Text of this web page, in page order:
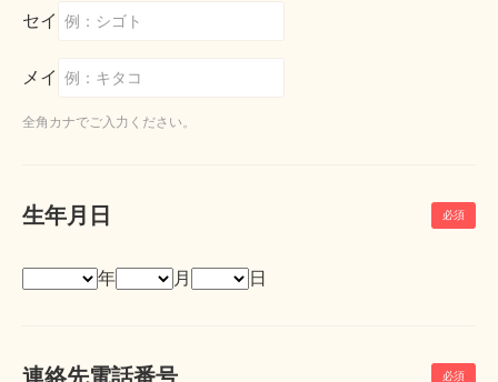
セイ
メイ
全角カナでご入力ください。
生年月日
年 月 日
連絡先電話番号